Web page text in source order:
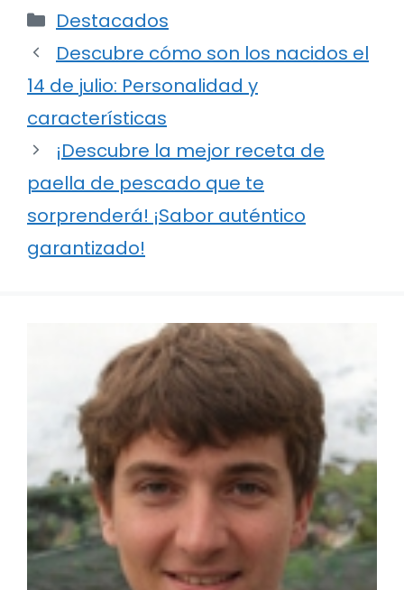
Categorías
Destacados
Descubre cómo son los nacidos el
14 de julio: Personalidad y
características
¡Descubre la mejor receta de
paella de pescado que te
sorprenderá! ¡Sabor auténtico
garantizado!